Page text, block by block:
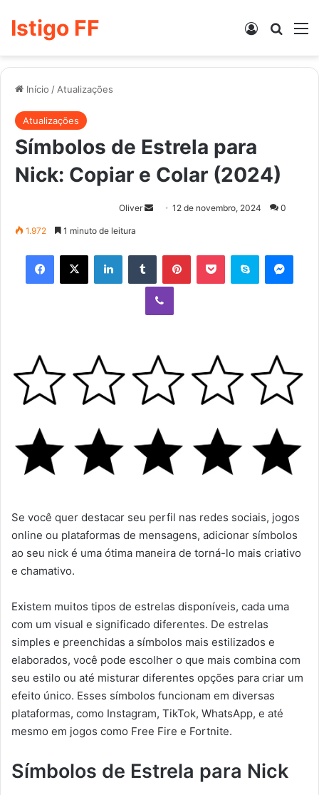
Istigo FF Entrar
Início / Atualizações
Atualizações
Símbolos de Estrela para
Nick: Copiar e Colar (2024)
Oliver
Mande
mail
12 de novembro, 2024 0
1.972 1 minuto de leitura
Facebook
X LinkedinTumblr PinterestPocket Skype
Viber
Se você quer destacar seu perfil nas redes sociais, jogos
online ou plataformas de mensagens, adicionar símbolos
ao seu nick é uma ótima maneira de torná-lo mais criativo
e chamativo.
Existem muitos tipos de estrelas disponíveis, cada uma
com um visual e significado diferentes. De estrelas
simples e preenchidas a símbolos mais estilizados e
elaborados, você pode escolher o que mais combina com
seu estilo ou até misturar diferentes opções para criar um
efeito único. Esses símbolos funcionam em diversas
plataformas, como Instagram, TikTok, WhatsApp, e até
mesmo em jogos como Free Fire e Fortnite.
Símbolos de Estrela para Nick